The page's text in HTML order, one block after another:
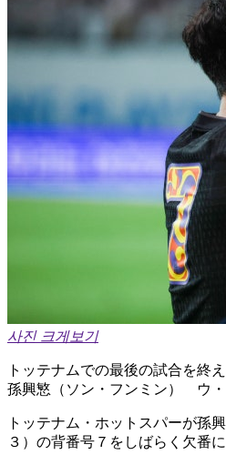
사진 크게보기
トッテナムでの最後の試合を終
孫興慜（ソン・フンミン） ウ
トッテナム・ホットスパーが孫
３）の背番号７をしばらく欠番